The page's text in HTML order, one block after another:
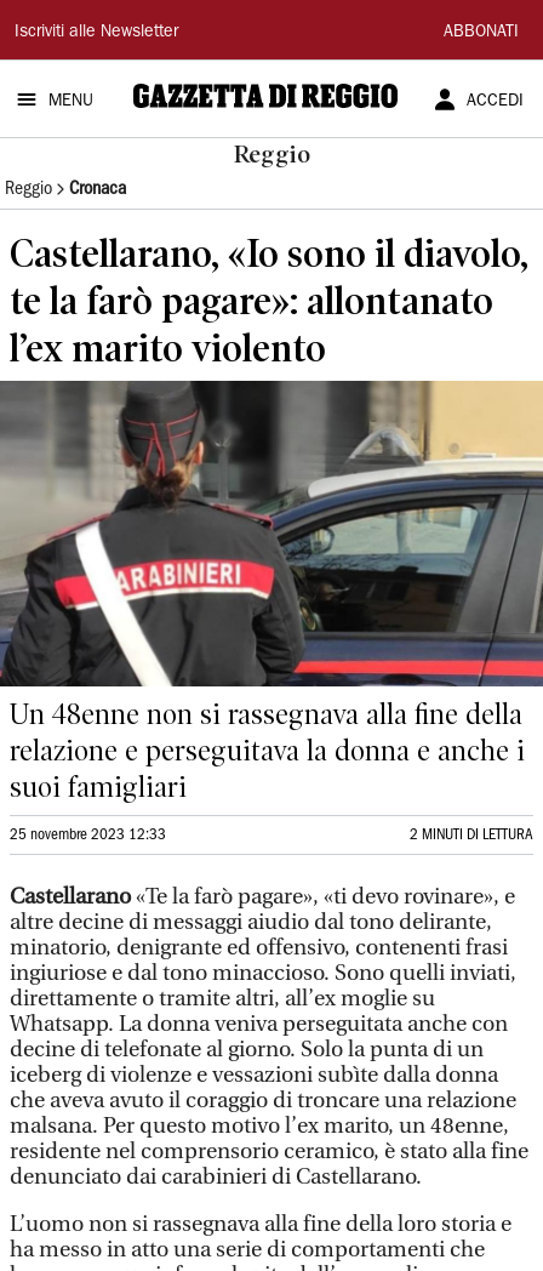
Gazzetta
di
Reggio
Iscriviti alle Newsletter ABBONATI
MENU ACCEDI
Reggio
Reggio Cronaca
Castellarano, «Io sono il diavolo,
te la farò pagare»: allontanato
l’ex marito violento
Un 48enne non si rassegnava alla fine della
relazione e perseguitava la donna e anche i
suoi famigliari
25 novembre 2023 12:33 2 MINUTI DI LETTURA
Castellarano«Te la farò pagare», «ti devo rovinare», e
altre decine di messaggi aiudio dal tono delirante,
minatorio, denigrante ed offensivo, contenenti frasi
ingiuriose e dal tono minaccioso. Sono quelli inviati,
direttamente o tramite altri, all’ex moglie su
Whatsapp. La donna veniva perseguitata anche con
decine di telefonate al giorno. Solo la punta di un
iceberg di violenze e vessazioni subìte dalla donna
che aveva avuto il coraggio di troncare una relazione
malsana. Per questo motivo l’ex marito, un 48enne,
residente nel comprensorio ceramico, è stato alla fine
denunciato dai carabinieri di Castellarano.
L’uomo non si rassegnava alla fine della loro storia e
ha messo in atto una serie di comportamenti che